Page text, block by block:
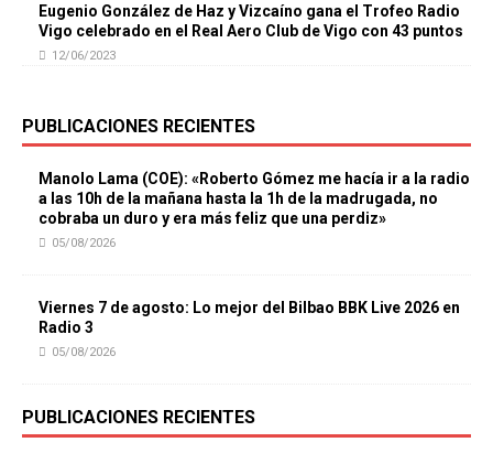
Eugenio González de Haz y Vizcaíno gana el Trofeo Radio
Vigo celebrado en el Real Aero Club de Vigo con 43 puntos
12/06/2023
PUBLICACIONES RECIENTES
Manolo Lama (COE): «Roberto Gómez me hacía ir a la radio
a las 10h de la mañana hasta la 1h de la madrugada, no
cobraba un duro y era más feliz que una perdiz»
05/08/2026
Viernes 7 de agosto: Lo mejor del Bilbao BBK Live 2026 en
Radio 3
05/08/2026
PUBLICACIONES RECIENTES